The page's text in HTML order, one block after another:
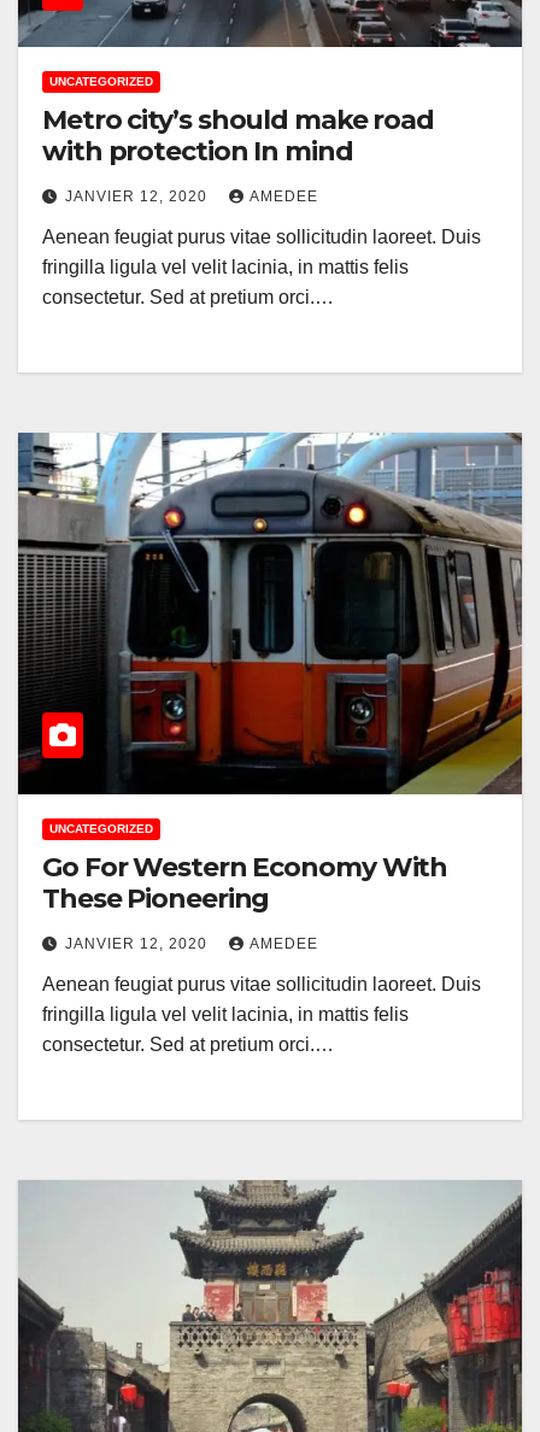
UNCATEGORIZED
Metro city’s should make road
with protection In mind
JANVIER 12, 2020 AMEDEE
Aenean feugiat purus vitae sollicitudin laoreet. Duis
fringilla ligula vel velit lacinia, in mattis felis
consectetur. Sed at pretium orci.…
UNCATEGORIZED
Go For Western Economy With
These Pioneering
JANVIER 12, 2020 AMEDEE
Aenean feugiat purus vitae sollicitudin laoreet. Duis
fringilla ligula vel velit lacinia, in mattis felis
consectetur. Sed at pretium orci.…